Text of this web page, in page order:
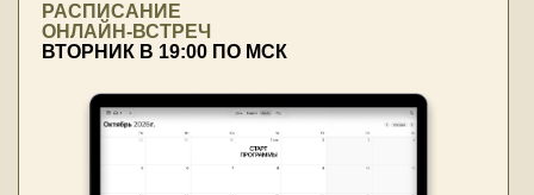
РАСПИСАНИЕ
ОНЛАЙН-ВСТРЕЧ
ВТОРНИК В 19:00 ПО МСК